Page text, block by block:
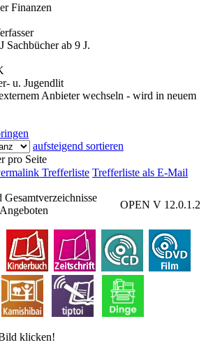
Finanzen
J Sachbücher ab 9 J.
u. Jugendlit
Anbieter wechseln - wird in neuem
aufsteigend sortieren
pro Seite
Trefferliste Trefferliste als E-Mail
OPEN V 12.0.1.2
klicken!